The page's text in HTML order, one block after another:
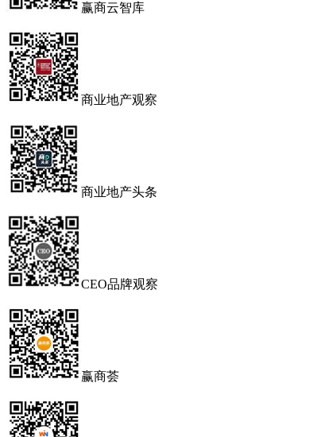
赢商云智库
商业地产观察
商业地产头条
CEO品牌观察
赢商荟